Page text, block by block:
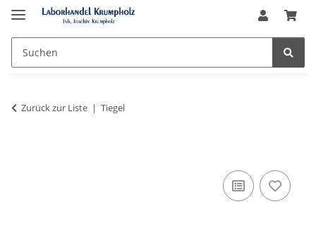
Zurück zur Liste Tiegel